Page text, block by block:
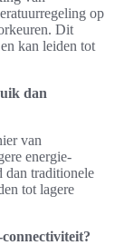
op
Dit
kan leiden tot
dan
van
energie-
dan traditionele
tot lagere